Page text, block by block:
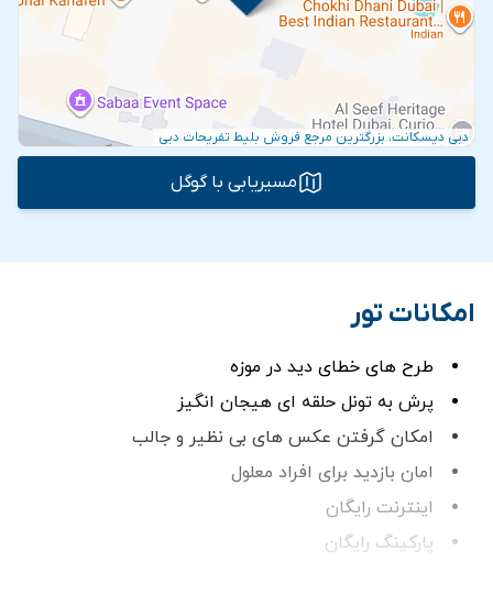
دبی دیسکانت، بزرگترین مرجع فروش بلیط تفریحات دبی
مسیریابی با گوگل
امکانات تور
طرح های خطای دید در موزه
پرش به تونل حلقه ای هیجان انگیز
امکان گرفتن عکس های بی نظیر و جالب
امان بازدید برای افراد معلول
اینترنت رایگان
پارکینگ رایگان